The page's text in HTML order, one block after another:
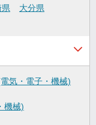
県
大分県
気・電子・機械)
機械)